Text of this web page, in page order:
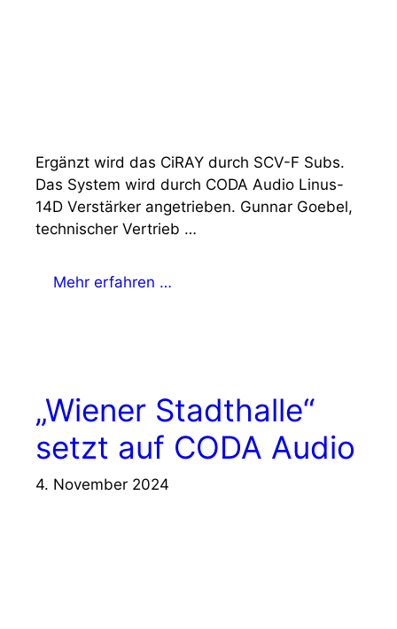
Ergänzt wird das CiRAY durch SCV-F Subs.
Das System wird durch CODA Audio Linus-
14D Verstärker angetrieben. Gunnar Goebel,
technischer Vertrieb …
Mehr erfahren …
„Wiener Stadthalle“
setzt auf CODA Audio
4. November 2024